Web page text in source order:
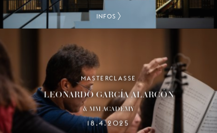
INFOS
MASTERCLASSE
LEONARDO GARCÍA-ALARCÓN
& MM ACADEMY
18.4.2025